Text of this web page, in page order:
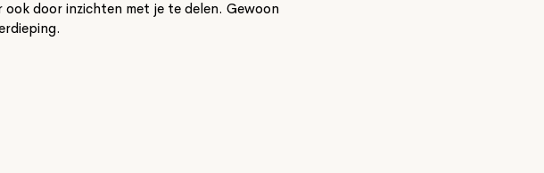
door inzichten met je te delen. Gewoon